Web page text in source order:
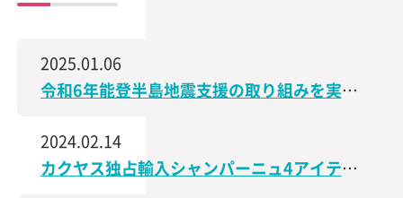
2025.01.06
令和6年能登半島地震支援の取り組みを実施、石川県で造られた日本酒の売上の一部を義援金として寄付
2024.02.14
カクヤス独占輸入シャンパーニュ4アイテムが、サクラアワード2024で受賞しました！